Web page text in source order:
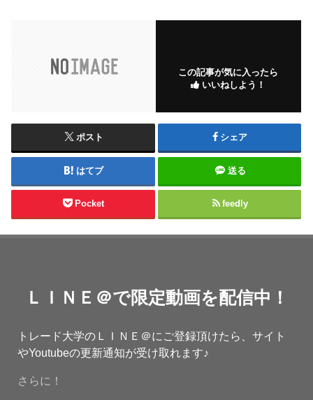
この記事が気に入ったら
いいねしよう！
ポスト シェア
はてブ 送る
Pocket feedly
ＬＩＮＥ＠で限定動画を配信中！
トレード大学のＬＩＮＥ＠にご登録頂けたら、サイト
やYoutubeの更新通知が受け取れます♪
さらに！